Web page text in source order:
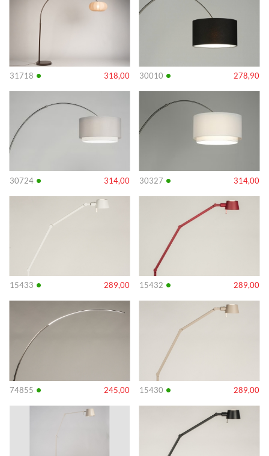
31718 • 318,00 30010 • 278,90
30724 • 314,00
Info
30327 • 314,00
Info
15433 • 289,00
Info
15432 • 289,00
Info
74855 • 245,00
Info
15430 • 289,00
Info
Info Info